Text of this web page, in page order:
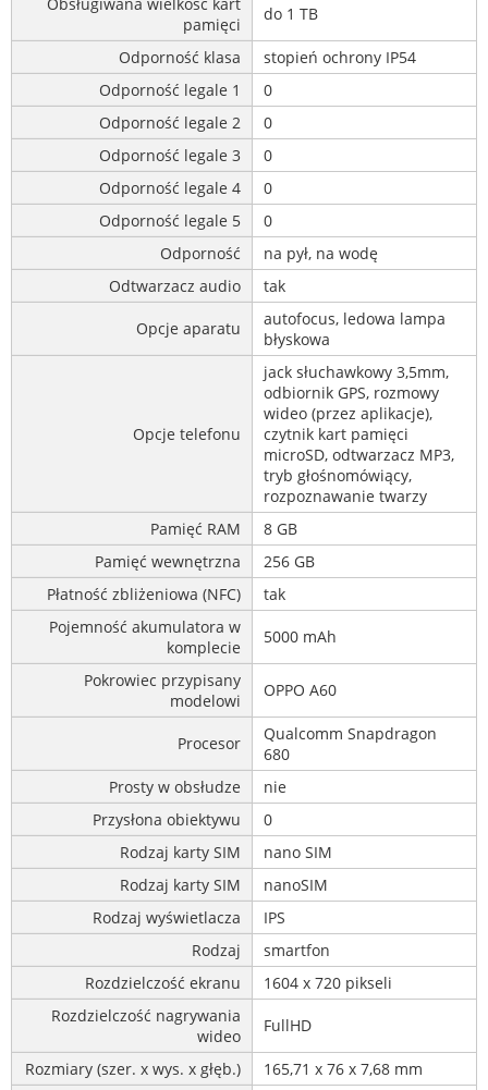
pamięci
do 1 TB
Odporność klasa
stopień ochrony IP54
Odporność legale 1
0
Odporność legale 2
0
Odporność legale 3
0
Odporność legale 4
0
Odporność legale 5
0
Odporność
na pył, na wodę
Odtwarzacz audio
tak
Opcje aparatu
autofocus, ledowa lampa
błyskowa
Opcje telefonu
jack słuchawkowy 3,5mm,
odbiornik GPS, rozmowy
wideo (przez aplikacje),
czytnik kart pamięci
microSD, odtwarzacz MP3,
tryb głośnomówiący,
rozpoznawanie twarzy
Pamięć RAM
8 GB
Pamięć wewnętrzna
256 GB
Płatność zbliżeniowa (NFC)
tak
Pojemność akumulatora w
komplecie
5000 mAh
Pokrowiec przypisany
modelowi
OPPO A60
Procesor
Qualcomm Snapdragon
680
Prosty w obsłudze
nie
Przysłona obiektywu
0
Rodzaj karty SIM
nano SIM
Rodzaj karty SIM
nanoSIM
Rodzaj wyświetlacza
IPS
Rodzaj
smartfon
Rozdzielczość ekranu
1604 x 720 pikseli
Rozdzielczość nagrywania
wideo
FullHD
Rozmiary (szer. x wys. x głęb.)
165,71 x 76 x 7,68 mm